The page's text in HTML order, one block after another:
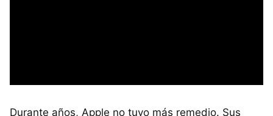
Durante años, Apple no tuvo más remedio. Sus